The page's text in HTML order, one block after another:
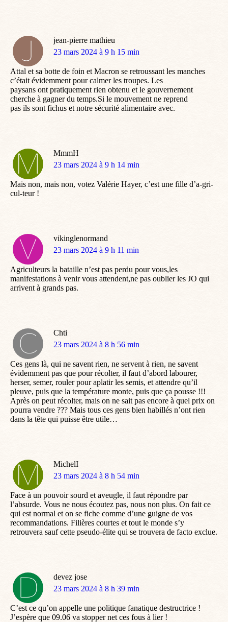
jean-pierre mathieu
dit
23 mars 2024 à 9 h 15 min
Attal et sa botte de foin et Macron se retroussant les manches
c’était évidemment pour calmer les troupes. Les
paysans ont pratiquement rien obtenu et le gouvernement
cherche à gagner du temps.Si le mouvement ne reprend
pas ils sont fichus et notre sécurité alimentaire avec.
MmmH
dit
23 mars 2024 à 9 h 14 min
Mais non, mais non, votez Valérie Hayer, c’est une fille d’a-gri-
cul-teur !
vikinglenormand
dit
23 mars 2024 à 9 h 11 min
Agriculteurs la bataille n’est pas perdu pour vous,les
manifestations à venir vous attendent,ne pas oublier les JO qui
arrivent à grands pas.
Chti
dit
23 mars 2024 à 8 h 56 min
Ces gens là, qui ne savent rien, ne servent à rien, ne savent
évidemment pas que pour récolter, il faut d’abord labourer,
herser, semer, rouler pour aplatir les semis, et attendre qu’il
pleuve, puis que la température monte, puis que ça pousse !!!
Après on peut récolter, mais on ne sait pas encore à quel prix on
pourra vendre ??? Mais tous ces gens bien habillés n’ont rien
dans la tête qui puisse être utile…
MichelI
dit
23 mars 2024 à 8 h 54 min
Face à un pouvoir sourd et aveugle, il faut répondre par
l’absurde. Vous ne nous écoutez pas, nous non plus. On fait ce
qui est normal et on se fiche comme d’une guigne de vos
recommandations. Filières courtes et tout le monde s’y
retrouvera sauf cette pseudo-élite qui se trouvera de facto exclue.
devez jose
dit
23 mars 2024 à 8 h 39 min
C’est ce qu’on appelle une politique fanatique destructrice !
J’espère que 09.06 va stopper net ces fous à lier !